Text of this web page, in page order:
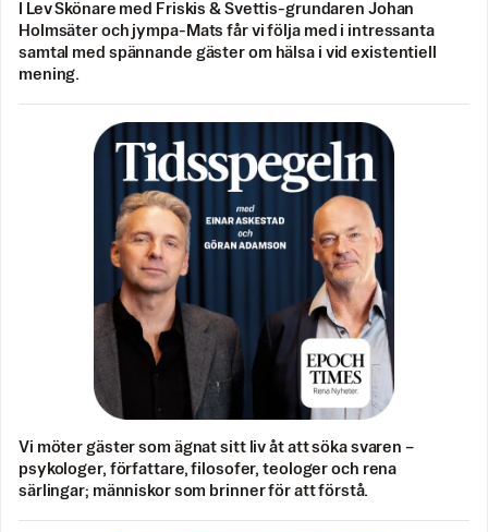
I Lev Skönare med Friskis & Svettis-grundaren Johan
Holmsäter och jympa-Mats får vi följa med i intressanta
samtal med spännande gäster om hälsa i vid existentiell
mening.
Vi möter gäster som ägnat sitt liv åt att söka svaren –
psykologer, författare, filosofer, teologer och rena
särlingar; människor som brinner för att förstå.